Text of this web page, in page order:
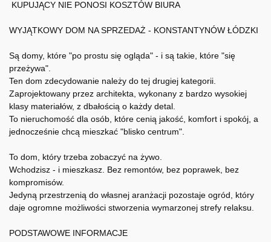
KUPUJĄCY NIE PONOSI KOSZTÓW BIURA
WYJĄTKOWY DOM NA SPRZEDAŻ - KONSTANTYNÓW ŁÓDZKI
Są domy, które "po prostu się ogląda" - i są takie, które "się
przeżywa".
Ten dom zdecydowanie należy do tej drugiej kategorii.
Zaprojektowany przez architekta, wykonany z bardzo wysokiej
klasy materiałów, z dbałością o każdy detal.
To nieruchomość dla osób, które cenią jakość, komfort i spokój, a
jednocześnie chcą mieszkać "blisko centrum".
To dom, który trzeba zobaczyć na żywo.
Wchodzisz - i mieszkasz. Bez remontów, bez poprawek, bez
kompromisów.
Jedyną przestrzenią do własnej aranżacji pozostaje ogród, który
daje ogromne możliwości stworzenia wymarzonej strefy relaksu.
PODSTAWOWE INFORMACJE